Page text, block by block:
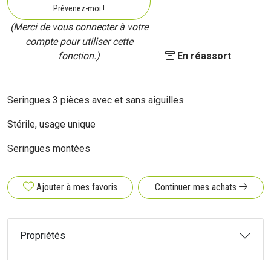
Prévenez-moi !
(Merci de vous connecter à votre
compte pour utiliser cette
fonction.)
En réassort
Seringues 3 pièces avec et sans aiguilles
Stérile, usage unique
Seringues montées
Ajouter à mes favoris Continuer mes achats
Propriétés